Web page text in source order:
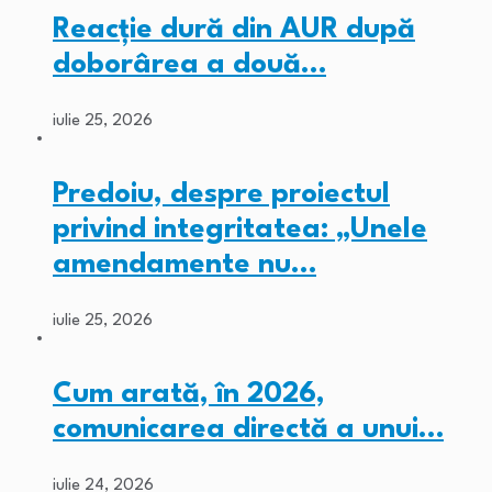
Reacție dură din AUR după
doborârea a două…
iulie 25, 2026
Predoiu, despre proiectul
privind integritatea: „Unele
amendamente nu…
iulie 25, 2026
Cum arată, în 2026,
comunicarea directă a unui…
iulie 24, 2026